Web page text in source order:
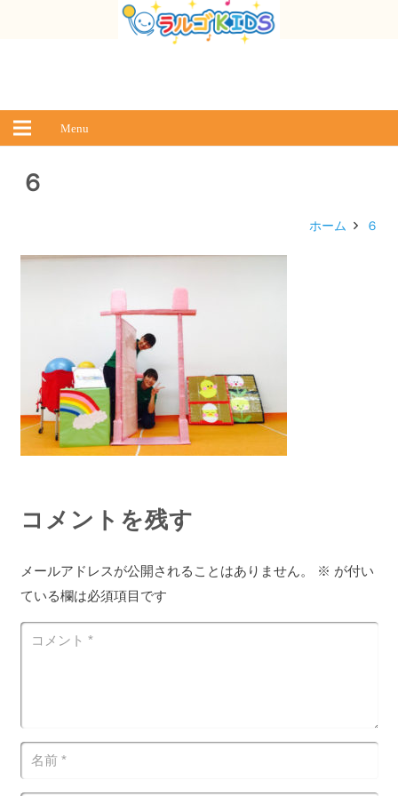
Menu
６
ホーム ６
コメントを残す
メールアドレスが公開されることはありません。 ※ が付い
ている欄は必須項目です